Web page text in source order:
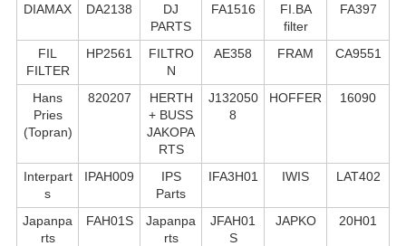
DIAMAX DA2138
DJ
PARTS
FA1516
FI.BA
filter
FA397
FIL
FILTER
HP2561
FILTRO
N
AE358 FRAM CA9551
Hans
Pries
(Topran)
820207
HERTH
+ BUSS
JAKOPA
RTS
J132050
8
HOFFER 16090
Interpart
s
IPAH009
IPS
Parts
IFA3H01 IWIS LAT402
Japanpa
rts
FAH01S
Japanpa
rts
JFAH01
S
JAPKO 20H01